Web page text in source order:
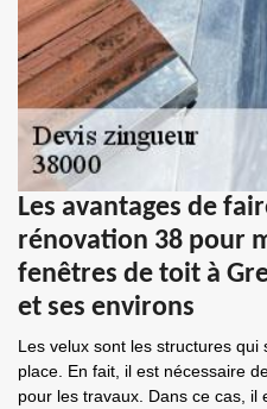
Les avantages de
rénovation 38 pour
fenêtres de toit à
et ses environs
Les velux sont les structures
place. En fait, il est nécessaire
pour les travaux. Dans ce cas,